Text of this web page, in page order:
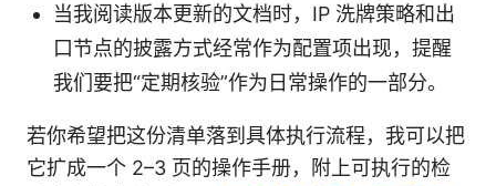
当我阅读版本更新的文档时，IP 洗牌策略和出
口节点的披露方式经常作为配置项出现，提醒
我们要把“定期核验”作为日常操作的一部分。
若你希望把这份清单落到具体执行流程，我可以把
它扩成一个 2–3 页的操作手册，附上可执行的检